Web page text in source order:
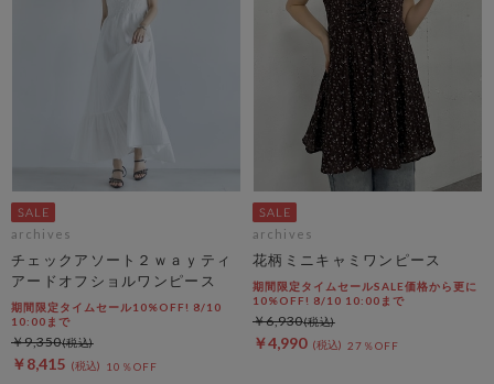
archives
チェックアソート２ｗａｙティ
アードオフショルワンピース
期間限定タイムセール10%OFF! 8/10
10:00まで
￥8,415 10％OFF
￥9,350
archives
花柄ミニキャミワンピース
期間限定タイムセールSALE価格から更に
10%OFF! 8/10 10:00まで
￥4,990 27％OFF
￥6,930